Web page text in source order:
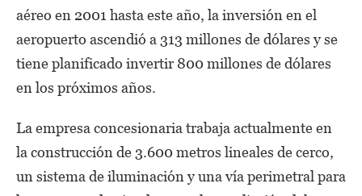
aéreo en 2001 hasta este año, la inversión en el
aeropuerto ascendió a 313 millones de dólares y se
tiene planificado invertir 800 millones de dólares
en los próximos años.
La empresa concesionaria trabaja actualmente en
la construcción de 3.600 metros lineales de cerco,
un sistema de iluminación y una vía perimetral para